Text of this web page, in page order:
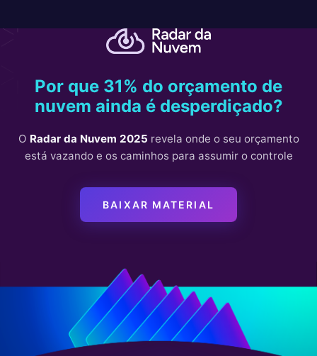
Por que 31% do orçamento de
nuvem ainda é desperdiçado?
O Radar da Nuvem 2025 revela onde o seu orçamento
está vazando e os caminhos para assumir o controle
BAIXAR MATERIAL